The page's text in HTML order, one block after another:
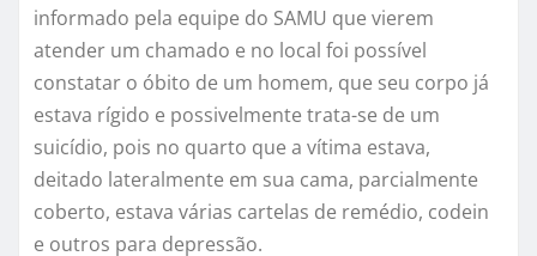
informado pela equipe do SAMU que vierem
atender um chamado e no local foi possível
constatar o óbito de um homem, que seu corpo já
estava rígido e possivelmente trata-se de um
suicídio, pois no quarto que a vítima estava,
deitado lateralmente em sua cama, parcialmente
coberto, estava várias cartelas de remédio, codein
e outros para depressão.